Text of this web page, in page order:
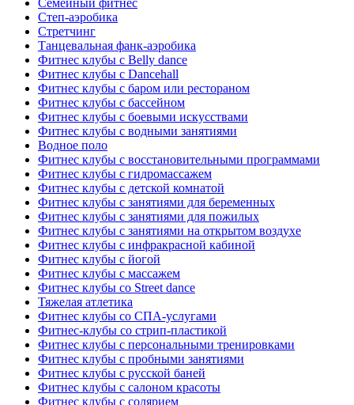
Степ-аэробика
Стретчинг
Танцевальная фанк-аэробика
Фитнес клубы с Belly dance
Фитнес клубы с Dancehall
Фитнес клубы с баром или рестораном
Фитнес клубы с бассейном
Фитнес клубы с боевыми искусствами
Фитнес клубы с водными занятиями
Водное поло
Фитнес клубы с восстановительными программами
Фитнес клубы с гидромассажем
Фитнес клубы с детской комнатой
Фитнес клубы с занятиями для беременных
Фитнес клубы с занятиями для пожилых
Фитнес клубы с занятиями на открытом воздухе
Фитнес клубы с инфракрасной кабиной
Фитнес клубы с йогой
Фитнес клубы с массажем
Фитнес клубы со Street dance
Тяжелая атлетика
Фитнес клубы со СПА-услугами
Фитнес-клубы со стрип-пластикой
Фитнес клубы с персональными тренировками
Фитнес клубы с пробными занятиями
Фитнес клубы с русской баней
Фитнес клубы с салоном красоты
Фитнес клубы с солярием